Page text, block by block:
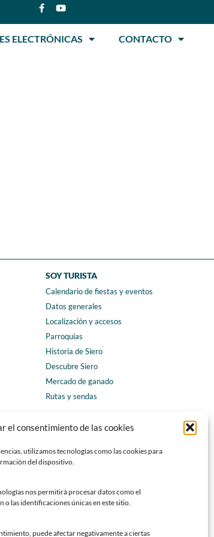
el consentimiento de las cookies
utilizamos tecnologías como las cookies para
del dispositivo.
nos permitirá procesar datos como el
las identificaciones únicas en este sitio.
puede afectar negativamente a ciertas
ELECTRÓNICAS CONTACTO
SOY TURISTA
Calendario de fiestas y eventos
Datos generales
Localización y accesos
Parroquias
Historia de Siero
Descubre Siero
Mercado de ganado
Rutas y sendas
CONTACTO
Teléfonos de interés
Formulario de contacto